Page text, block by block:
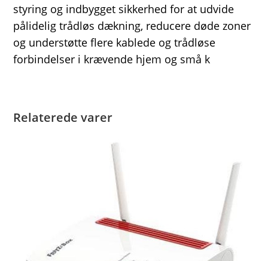
styring og indbygget sikkerhed for at udvide
pålidelig trådløs dækning, reducere døde zoner
og understøtte flere kablede og trådløse
forbindelser i krævende hjem og små k
Relaterede varer